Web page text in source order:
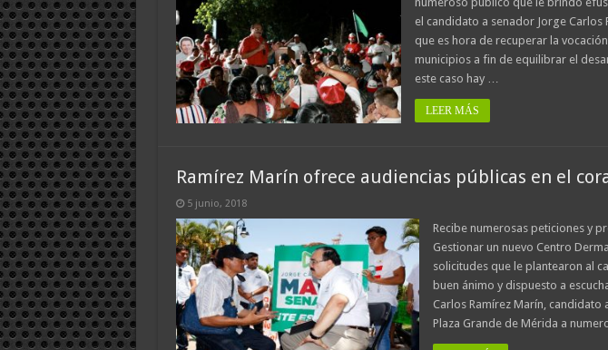
el candidato a senador Jorge Carlos
que es hora de recuperar la
municipios a fin de equilibrar el
este caso hay …
LEER MÁS
Ramírez Marín ofrece audiencias públicas en el
5 junio, 2018
Recibe numerosas peticiones y
Gestionar un nuevo Centro
solicitudes que le plantearon al
buen ánimo y dispuesto a
Carlos Ramírez Marín, candidato
Plaza Grande de Mérida a